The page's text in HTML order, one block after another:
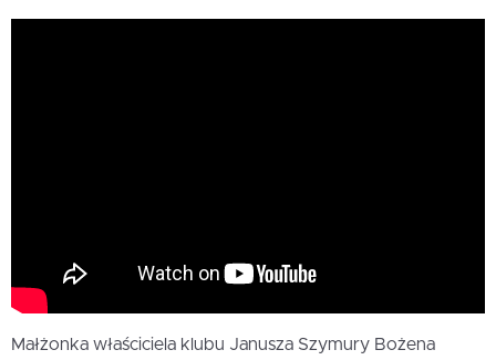
Małżonka właściciela klubu Janusza Szymury Bożena